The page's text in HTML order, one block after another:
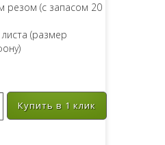
резом (с запасом 20
(размер
Купить в 1 клик